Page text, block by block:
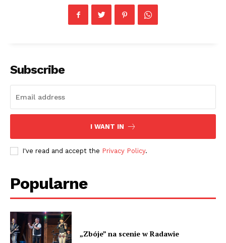
Subscribe
I WANT IN
I've read and accept the Privacy Policy.
Popularne
„Zbóje” na scenie w Radawie